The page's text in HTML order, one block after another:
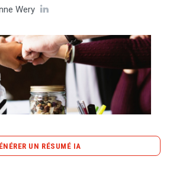
Tout sur le RGPD
sur le droit de l'innovation
CONTACT
Wery
UN RÉSUMÉ IA